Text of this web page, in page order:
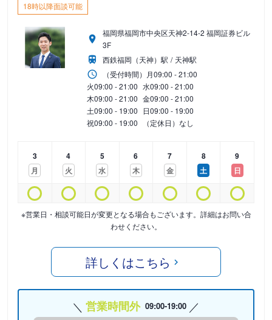
18時以降面談可能
福岡県福岡市中央区天神2-14-2 福岡証券ビル
3F
西鉄福岡（天神）駅
天神駅
（受付時間） 月09:00 - 21:00
火09:00 - 21:00 水09:00 - 21:00
木09:00 - 21:00 金09:00 - 21:00
土09:00 - 19:00 日09:00 - 19:00
祝09:00 - 19:00 （定休日）なし
3
月
4
火
5
水
6
木
7
金
8
土
9
日
※営業日・相談可能日が変更となる場合もございます。詳細はお問い合
わせください。
詳しくはこちら
営業時間外 09:00-19:00